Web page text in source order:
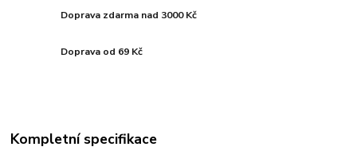
Doprava zdarma nad 3000 Kč
Doprava od 69 Kč
Kompletní specifikace